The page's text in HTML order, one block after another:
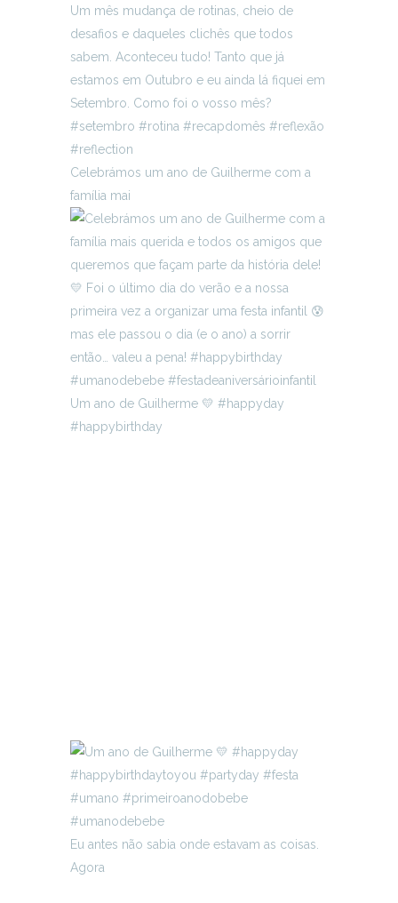
Celebrámos um ano de Guilherme com a
família mai
Um ano de Guilherme 💛 #happyday
#happybirthday
Eu antes não sabia onde estavam as coisas.
Agora